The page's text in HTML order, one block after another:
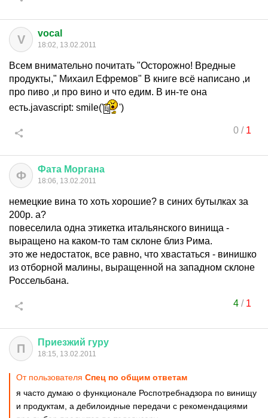
V vocal
18:02, 13.02.2011
Всем внимательно почитать "Осторожно! Вредные
продукты," Михаил Ефремов" В книге всё написано ,и
про пиво ,и про вино и что едим. В ин-те она
есть.javascript: smile('
')
0/ 1
Ф Фата Моргана
18:06, 13.02.2011
немецкие вина то хоть хорошие? в синих бутылках за
200р. а?
повеселила одна этикетка итальянского винища -
выращено на каком-то там склоне близ Рима.
это же недостаток, все равно, что хвастаться - винишко
из отборной малины, выращенной на западном склоне
Россельбана.
4/ 1
П Приезжий гуру
18:15, 13.02.2011
От пользователя Спец по общим ответам
я часто думаю о функционале Роспотребнадзора по винищу
и продуктам, а дебилоидные передачи с рекомендациями